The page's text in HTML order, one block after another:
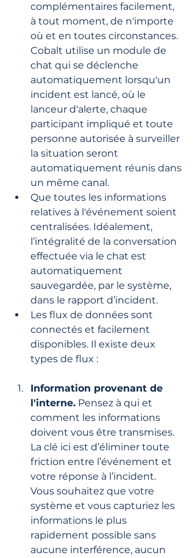
complémentaires facilement,
à tout moment, de n'importe
où et en toutes circonstances.
Cobalt utilise un module de
chat qui se déclenche
automatiquement lorsqu'un
incident est lancé, où le
lanceur d'alerte, chaque
participant impliqué et toute
personne autorisée à surveiller
la situation seront
automatiquement réunis dans
un même canal.
Que toutes les informations
relatives à l'événement soient
centralisées. Idéalement,
l’intégralité de la conversation
effectuée via le chat est
automatiquement
sauvegardée, par le système,
dans le rapport d’incident.
Les flux de données sont
connectés et facilement
disponibles. Il existe deux
types de flux :
Information provenant de
l'interne. Pensez à qui et
comment les informations
doivent vous être transmises.
La clé ici est d’éliminer toute
friction entre l’événement et
votre réponse à l’incident.
Vous souhaitez que votre
système et vous capturiez les
informations le plus
rapidement possible sans
aucune interférence, aucun